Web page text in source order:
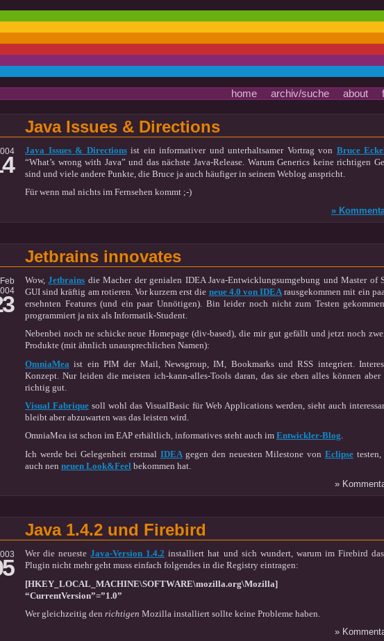
home archiv/suche about
Java Issues & Directions
Java Issues & Directionsist ein informativer und unterhaltsamer Vortrag von Bruce
“What’s wrong with Java” und das nächste Java-Release. Warum Generics keine richtigen
sind und viele andere Punkte, die Bruce ja auch häufiger in seinem Weblog anspricht.
Für wenn mal nichts im Fernsehen kommt ;-)
»
Jetbrains innovates
Feb
Wow,Jetbrains die Macher der genialen IDEA Java-Entwicklungsumgebung und Master of
GUI sind kräftig am rotieren. Vor kurzem erst die neue 4.0 von IDEA rausgekommen mit ein
ersehnten Features (und ein paar Unnötigen). Bin leider noch nicht zum Testen
programmiert ja nix als Informatik-Student.
Nebenbei noch ne schicke neue Homepage (div-based), die mir gut gefällt und jetzt noch
Produkte (mit ähnlich unausprechlichen Namen):
OmniaMea ist ein PIM der Mail, Newsgroup, IM, Bookmarks und RSS integriert.
Konzept. Nur leiden die meisten ich-kann-alles-Tools daran, das sie eben alles können aber
richtig gut.
Visual Fabrique soll wohl das VisualBasic für Web Applications werden, sieht auch
bleibt aber abzuwarten was das leisten wird.
OmniaMea ist schon im EAP erhältlich, informatives steht auch im Entwickler-Blog.
Ich werde bei Gelegenheit erstmal IDEAgegen den neuesten Milestone von Eclipsetesten,
auch nen neuen Look&Feel bekommen hat.
»
Java 1.4.2 und Firebird
Wer die neuesteJava-Version 1.4.2 installiert hat und sich wundert, warum im Firebird
Plugin nicht mehr geht muss einfach folgendes in die Registry eintragen:
[HKEY_LOCAL_MACHINE\SOFTWARE\mozilla.org\Mozilla]
“CurrentVersion”=”1.0”
Wer gleichzeitig den richtigen Mozilla installiert sollte keine Probleme haben.
»